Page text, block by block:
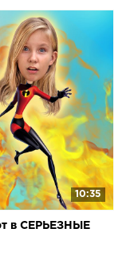
10:35
в СЕРЬЕЗНЫЕ